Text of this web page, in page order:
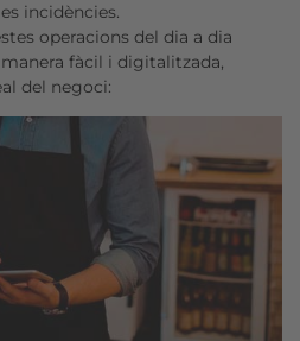
incidències.
operacions del dia a dia
fàcil i digitalitzada,
del negoci: